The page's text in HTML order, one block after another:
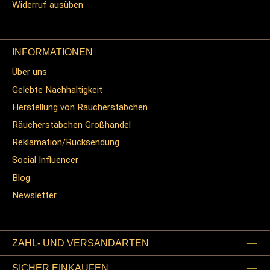
Widerruf ausüben
INFORMATIONEN
Über uns
Gelebte Nachhaltigkeit
Herstellung von Räucherstäbchen
Räucherstäbchen Großhandel
Reklamation/Rücksendung
Social Influencer
Blog
Newsletter
ZAHL- UND VERSANDARTEN
SICHER EINKAUFEN